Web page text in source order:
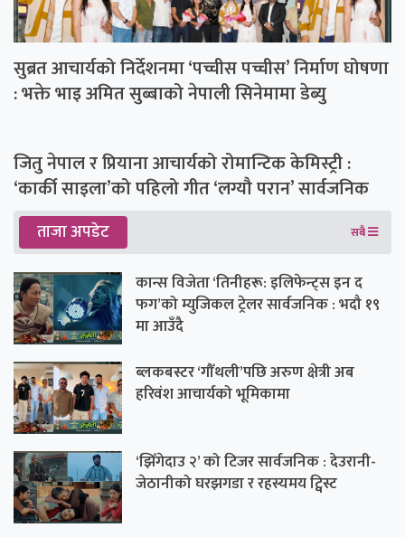
सुब्रत आचार्यको निर्देशनमा ‘पच्चीस पच्चीस’ निर्माण घोषणा
: भक्ते भाइ अमित सुब्बाको नेपाली सिनेमामा डेब्यु
जितु नेपाल र प्रियाना आचार्यको रोमान्टिक केमिस्ट्री :
‘कार्की साइला’को पहिलो गीत ‘लग्यौ परान’ सार्वजनिक
ताजा अपडेट सबै
कान्स विजेता ‘तिनीहरू: इलिफेन्ट्स इन द
फग’को म्युजिकल ट्रेलर सार्वजनिक : भदौ १९
मा आउँदै
ब्लकबस्टर ‘गौँथली’पछि अरुण क्षेत्री अब
हरिवंश आचार्यको भूमिकामा
‘झिँगेदाउ २’ को टिजर सार्वजनिक : देउरानी-
जेठानीको घरझगडा र रहस्यमय ट्विस्ट